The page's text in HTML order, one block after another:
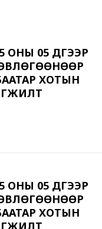
05 ДҮГЭЭР
ХОТЫН
05 ДҮГЭЭР
ХОТЫН